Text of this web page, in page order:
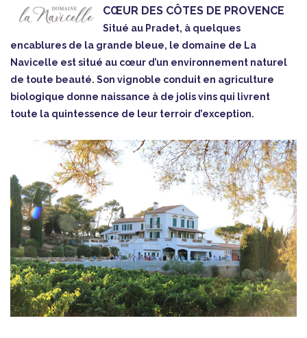
CŒUR DES CÔTES DE PROVENCE
Situé au Pradet, à quelques
encablures de la grande bleue, le domaine de La
Navicelle est situé au cœur d’un environnement naturel
de toute beauté. Son vignoble conduit en agriculture
biologique donne naissance à de jolis vins qui livrent
toute la quintessence de leur terroir d’exception.